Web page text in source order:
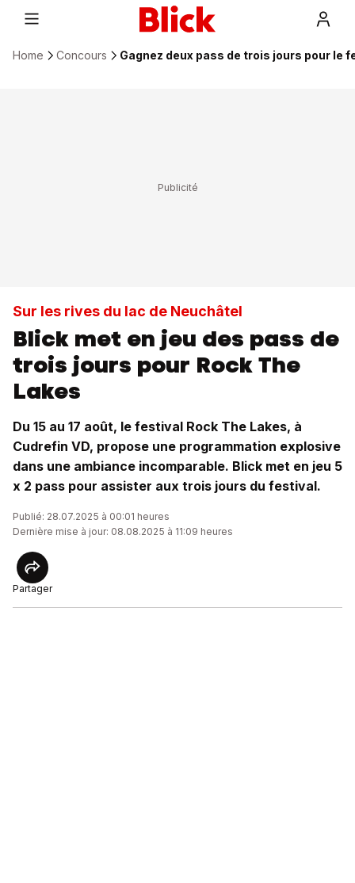
Home Concours Gagnez deux pass de trois jours pour le
Sur les rives du lac de Neuchâtel
Blick met en jeu des pass de
trois jours pour Rock The
Lakes
Du 15 au 17 août, le festival Rock The Lakes, à
Cudrefin VD, propose une programmation explosive
dans une ambiance incomparable. Blick met en jeu 5
x 2 pass pour assister aux trois jours du festival.
Publié: 28.07.2025 à 00:01 heures
Dernière mise à jour: 08.08.2025 à 11:09 heures
Partager